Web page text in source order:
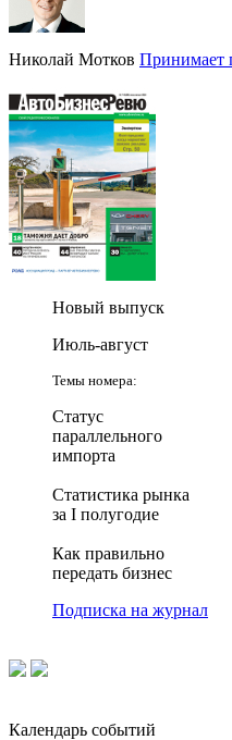
Николай Мотков Принимает
Новый выпуск
Июль-август
Темы номера:
Статус
параллельного
импорта
Статистика рынка
за I полугодие
Как правильно
передать бизнес
Подписка на журнал
Календарь событий